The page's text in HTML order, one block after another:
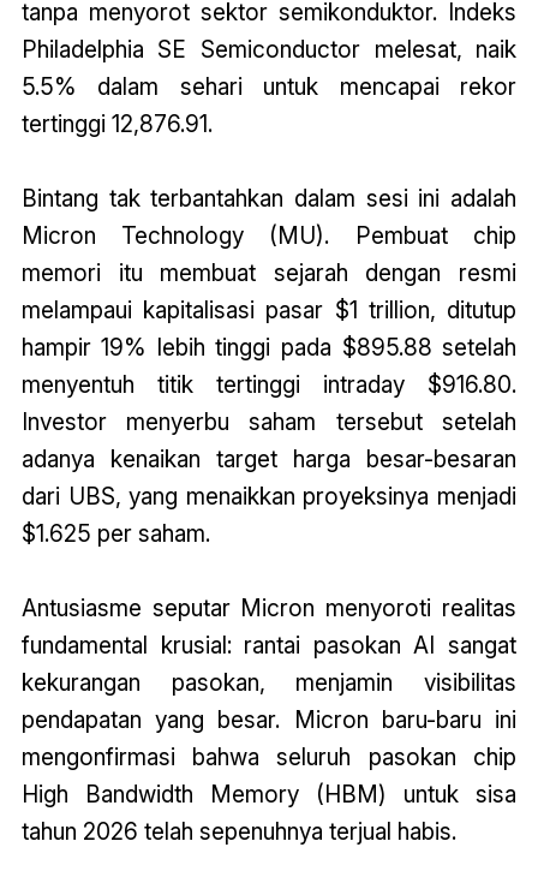
tanpa menyorot sektor semikonduktor. Indeks
Philadelphia SE Semiconductor melesat, naik
5.5% dalam sehari untuk mencapai rekor
tertinggi 12,876.91.
Bintang tak terbantahkan dalam sesi ini adalah
Micron Technology (MU). Pembuat chip
memori itu membuat sejarah dengan resmi
melampaui kapitalisasi pasar $1 trillion, ditutup
hampir 19% lebih tinggi pada $895.88 setelah
menyentuh titik tertinggi intraday $916.80.
Investor menyerbu saham tersebut setelah
adanya kenaikan target harga besar-besaran
dari UBS, yang menaikkan proyeksinya menjadi
$1.625 per saham.
Antusiasme seputar Micron menyoroti realitas
fundamental krusial: rantai pasokan AI sangat
kekurangan pasokan, menjamin visibilitas
pendapatan yang besar. Micron baru-baru ini
mengonfirmasi bahwa seluruh pasokan chip
High Bandwidth Memory (HBM) untuk sisa
tahun 2026 telah sepenuhnya terjual habis.